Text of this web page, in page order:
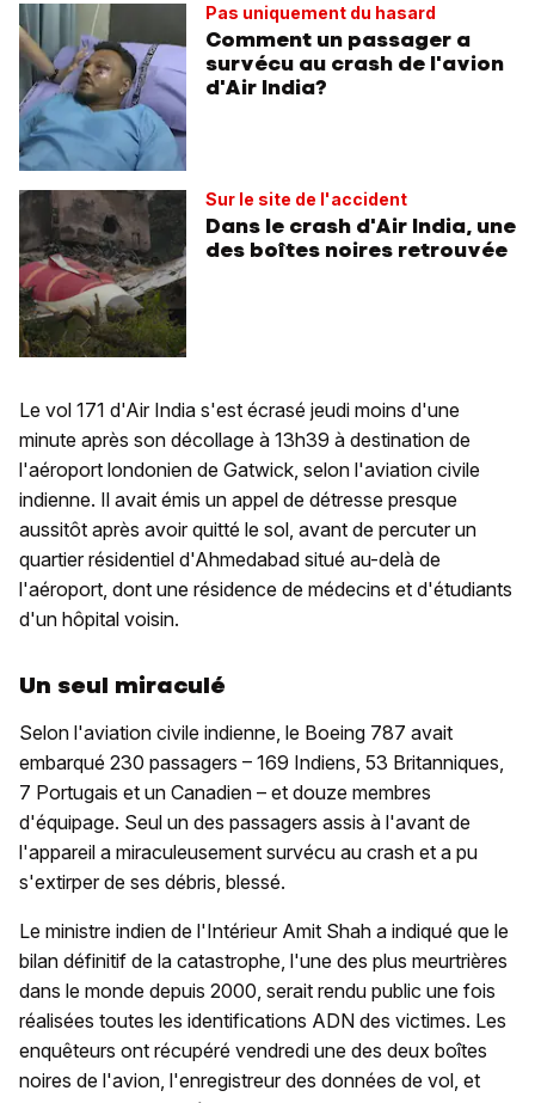
Pas uniquement du hasard
Comment un passager a
survécu au crash de l'avion
d'Air India?
Sur le site de l'accident
Dans le crash d'Air India, une
des boîtes noires retrouvée
Le vol 171 d'Air India s'est écrasé jeudi moins d'une
minute après son décollage à 13h39 à destination de
l'aéroport londonien de Gatwick, selon l'aviation civile
indienne. Il avait émis un appel de détresse presque
aussitôt après avoir quitté le sol, avant de percuter un
quartier résidentiel d'Ahmedabad situé au-delà de
l'aéroport, dont une résidence de médecins et d'étudiants
d'un hôpital voisin.
Un seul miraculé
Selon l'aviation civile indienne, le Boeing 787 avait
embarqué 230 passagers – 169 Indiens, 53 Britanniques,
7 Portugais et un Canadien – et douze membres
d'équipage. Seul un des passagers assis à l'avant de
l'appareil a miraculeusement survécu au crash et a pu
s'extirper de ses débris, blessé.
Le ministre indien de l'Intérieur Amit Shah a indiqué que le
bilan définitif de la catastrophe, l'une des plus meurtrières
dans le monde depuis 2000, serait rendu public une fois
réalisées toutes les identifications ADN des victimes. Les
enquêteurs ont récupéré vendredi une des deux boîtes
noires de l'avion, l'enregistreur des données de vol, et